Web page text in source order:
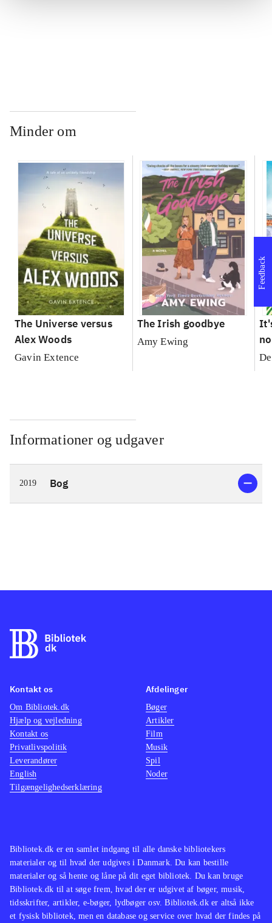
Minder om
The Universe versus
Alex Woods
Gavin Extence
The Irish goodbye
Amy Ewing
Informationer og udgaver
2019 Bog
Feedback
Bibliotek.dk er en samlet indgang til alle danske bibliotekers
materialer og til hvad der udgives i Danmark. Du kan bestille
materialer og så hente og låne på dit eget bibliotek. Du kan bruge
Bibliotek.dk til at søge frem, hvad der er udgivet af bøger, musik,
tidsskrifter, artikler, e-bøger, lydbøger osv. Bibliotek.dk er altså ikke
et fysisk bibliotek, men en database og service over hvad der findes på
Kontakt os
Om Bibliotek.dk
Hjælp og vejledning
Kontakt os
Privatlivspolitik
Leverandører
English
Tilgængelighedserklæring
Afdelinger
Bøger
Artikler
Film
Musik
Spil
Noder